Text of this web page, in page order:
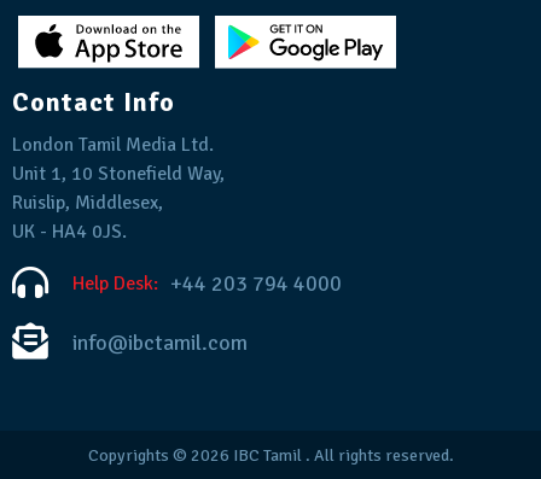
Contact Info
London Tamil Media Ltd.
Unit 1, 10 Stonefield Way,
Ruislip, Middlesex,
UK - HA4 0JS.
Help Desk: +44 203 794 4000
info@ibctamil.com
Copyrights © 2026 IBC Tamil. All rights reserved.